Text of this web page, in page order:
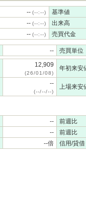
-- (--:--)
基準値
-- (--:--)
出来高
-- (--:--) 売買代金
-- 売買単位
12,909
(26/01/08)
年初来安
--
(--/--/--)
上場来安
--
前週比
--
前週比
--倍 信用/貸借